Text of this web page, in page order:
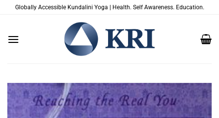
ZumGlobally Accessible Kundalini Yoga | Health. Self Awareness. Education.